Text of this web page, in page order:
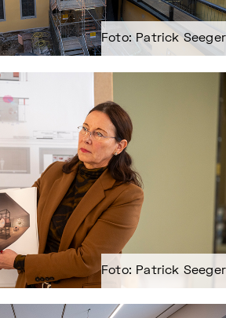
Foto: Patrick Seeger
Foto: Patrick Seeger